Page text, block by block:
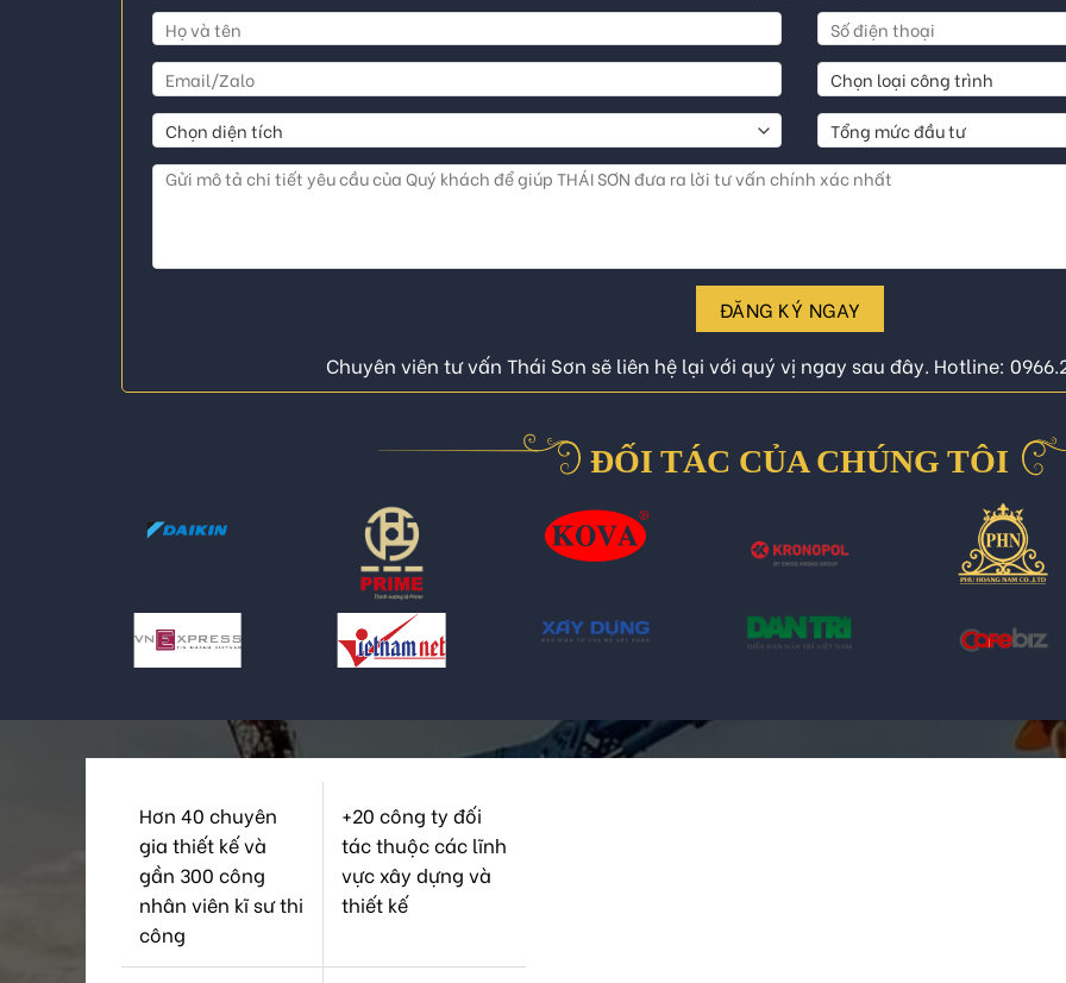
ĐĂNG KÝ NGAY
Chuyên viên tư vấn Thái Sơn sẽ liên hệ lại với quý vị ngay sau đây. Hotline:
ĐỐI TÁC CỦA CHÚNG TÔI
Hơn 40 chuyên
gia thiết kế và
gần 300 công
nhân viên kĩ sư thi
công
+20 công ty đối
tác thuộc các lĩnh
vực xây dựng và
thiết kế